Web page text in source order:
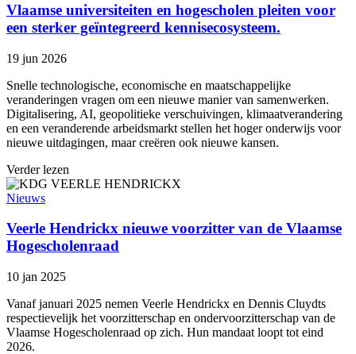
Vlaamse universiteiten en hogescholen pleiten voor
een sterker geïntegreerd kennisecosysteem.
19 jun 2026
Snelle technologische, economische en maatschappelijke
veranderingen vragen om een nieuwe manier van samenwerken.
Digitalisering, AI, geopolitieke verschuivingen, klimaatverandering
en een veranderende arbeidsmarkt stellen het hoger onderwijs voor
nieuwe uitdagingen, maar creëren ook nieuwe kansen.
Verder lezen
Nieuws
Veerle Hendrickx nieuwe voorzitter van de Vlaamse
Hogescholenraad
10 jan 2025
Vanaf januari 2025 nemen Veerle Hendrickx en Dennis Cluydts
respectievelijk het voorzitterschap en ondervoorzitterschap van de
Vlaamse Hogescholenraad op zich. Hun mandaat loopt tot eind
2026.